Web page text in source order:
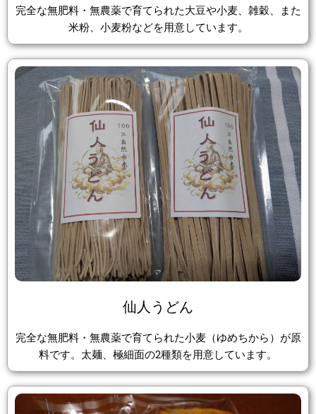
完全な無肥料・無農薬で育てられた大豆や小麦、雑穀、また
米粉、小麦粉などを用意しています。
仙人うどん
完全な無肥料・無農薬で育てられた小麦（ゆめちから）が原
料です。太麺、極細面の2種類を用意しています。